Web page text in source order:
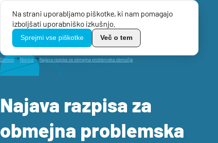
Na strani uporabljamo piškotke, ki nam pomagajo
izboljšati uporabniško izkušnjo.
Sprejmi vse piškotke Več o tem
TikoPro
Menu
Domov Novice Najava razpisa za obmejna problemska območja
Najava razpisa za
obmejna problemska